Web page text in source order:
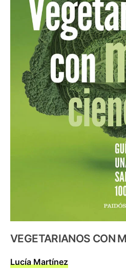
VEGETARIANOS CON
Lucía Martínez